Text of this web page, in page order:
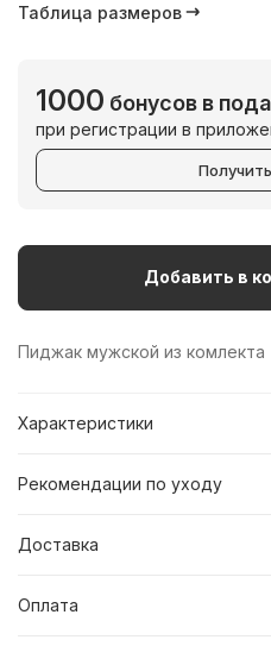
Таблица размеров
1000 бонусов в
при регистрации в
Добавить в
Пиджак мужской из комлекта
Характеристики
Рекомендации по уходу
Доставка
Оплата